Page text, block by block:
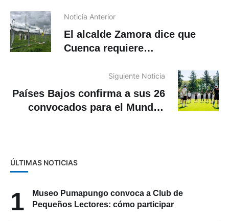
Noticia Anterior
El alcalde Zamora dice que
Cuenca requiere
aeropuerto más grande tras
incidente de un vuelo de
LATAM
Siguiente Noticia
Países Bajos confirma a sus 26
convocados para el Mundial
ÚLTIMAS NOTICIAS
1
Museo Pumapungo convoca a Club de
Pequeños Lectores: cómo participar